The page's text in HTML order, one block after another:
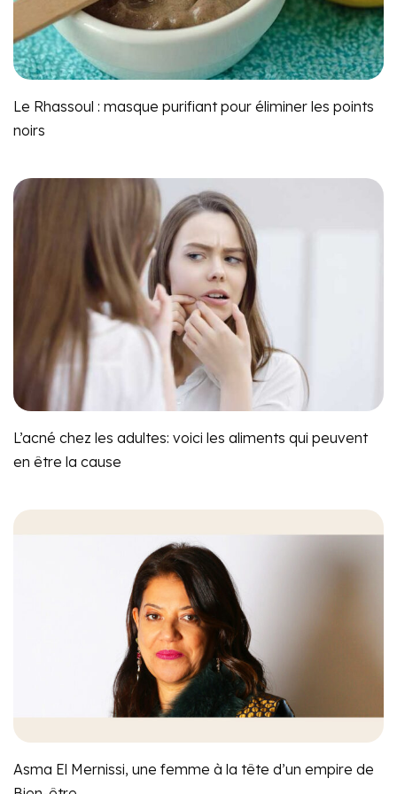
Le Rhassoul : masque purifiant pour éliminer les points
noirs
L’acné chez les adultes: voici les aliments qui peuvent
en être la cause
Asma El Mernissi, une femme à la tête d’un empire de